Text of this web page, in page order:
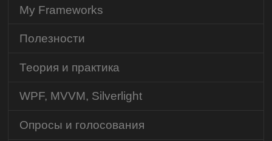
My Frameworks
Полезности
Теория и практика
WPF, MVVM, Silverlight
Опросы и голосования